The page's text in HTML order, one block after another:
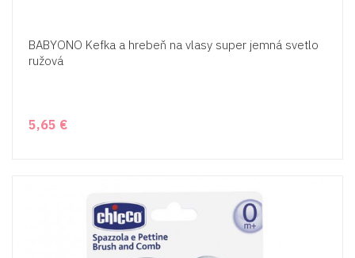
BABYONO Kefka a hrebeň na vlasy super jemná svetlo
ružová
5,65 €